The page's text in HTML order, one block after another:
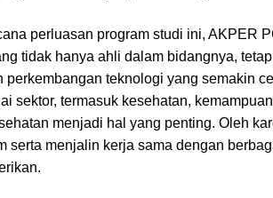
perluasan program studi ini, AKPER
tidak hanya ahli dalam bidangnya,
perkembangan teknologi yang semakin
sektor, termasuk kesehatan,
menjadi hal yang penting. Oleh
serta menjalin kerja sama dengan